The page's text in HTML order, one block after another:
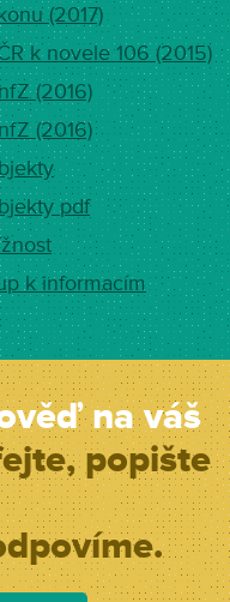
(2017)
k novele 106 (2015)
(2016)
(2016)
pdf
k informacím
na váš
popište